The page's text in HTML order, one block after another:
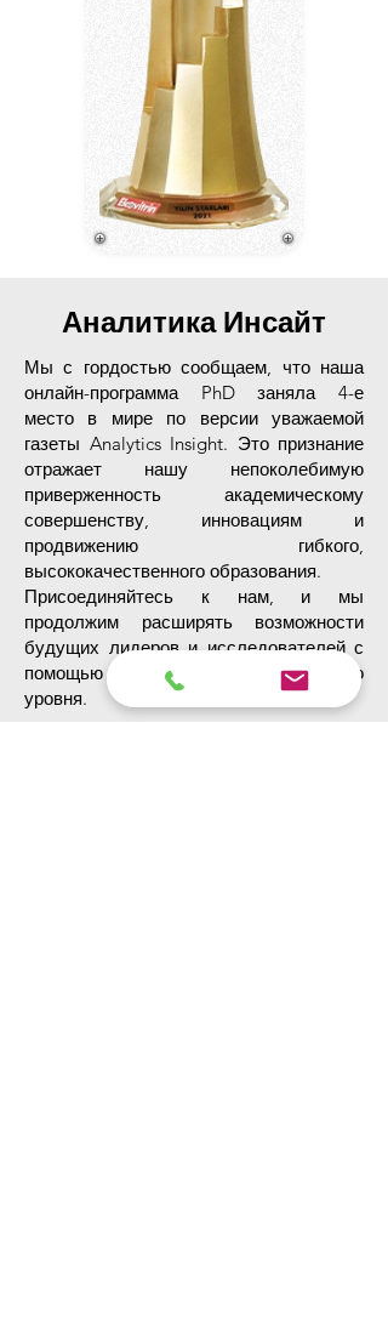
Аналитика Инсайт
Мы с гордостью сообщаем, что наша
онлайн-программа PhD заняла 4-е
место в мире по версии уважаемой
газеты Analytics Insight. Это признание
отражает нашу непоколебимую
приверженность академическому
совершенству, инновациям и
продвижению гибкого,
высококачественного образования.
Присоединяйтесь к нам, и мы
продолжим расширять возможности
будущих лидеров и исследователей с
помощью онлайн-обучения мирового
уровня.